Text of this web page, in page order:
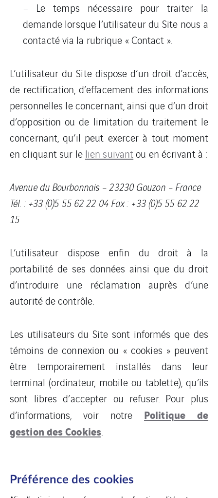
– Le temps nécessaire pour traiter la
demande lorsque l’utilisateur du Site nous a
contacté via la rubrique « Contact ».
L’utilisateur du Site dispose d’un droit d’accès,
de rectification, d’effacement des informations
personnelles le concernant, ainsi que d’un droit
d’opposition ou de limitation du traitement le
concernant, qu’il peut exercer à tout moment
en cliquant sur le lien suivantou en écrivant à :
Avenue du Bourbonnais – 23230 Gouzon – France
Tél. : +33 (0)5 55 62 22 04 Fax : +33 (0)5 55 62 22
15
L’utilisateur dispose enfin du droit à la
portabilité de ses données ainsi que du droit
d’introduire une réclamation auprès d’une
autorité de contrôle.
Les utilisateurs du Site sont informés que des
témoins de connexion ou « cookies » peuvent
être temporairement installés dans leur
terminal (ordinateur, mobile ou tablette), qu’ils
sont libres d’accepter ou refuser. Pour plus
d’informations, voir notre Politique de
gestion des Cookies.
Préférence des cookies